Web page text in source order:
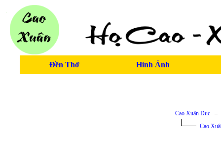
Đền Thờ Hình Ảnh
Cao Xuân Dục
Cao